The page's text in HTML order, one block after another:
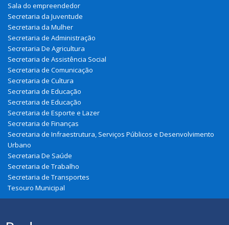
Sala do empreendedor
Secretaria da Juventude
Secretaria da Mulher
Secretaria de Administração
Secretaria De Agricultura
Secretaria de Assistência Social
Secretaria de Comunicação
Secretaria de Cultura
Secretaria de Educação
Secretaria de Educação
Secretaria de Esporte e Lazer
Secretaria de Finanças
Secretaria de Infraestrutura, Serviços Públicos e Desenvolvimento
Urbano
Secretaria De Saúde
Secretaria de Trabalho
Secretaria de Transportes
Tesouro Municipal